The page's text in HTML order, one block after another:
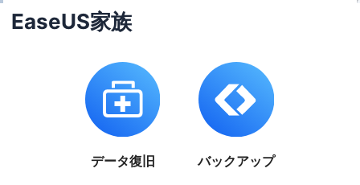
EaseUS家族
データ復旧 バックアップ